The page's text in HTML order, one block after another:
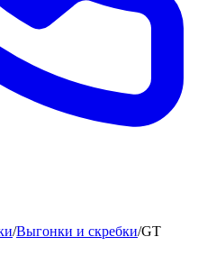
/Выгонки и скребки/GT